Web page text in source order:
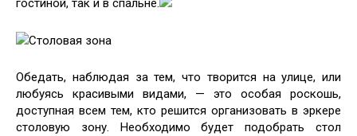
гостиной, так и в спальне.
Столовая зона
Обедать, наблюдая за тем, что творится на улице, или
любуясь красивыми видами, — это особая роскошь,
доступная всем тем, кто решится организовать в эркере
столовую зону. Необходимо будет подобрать стол